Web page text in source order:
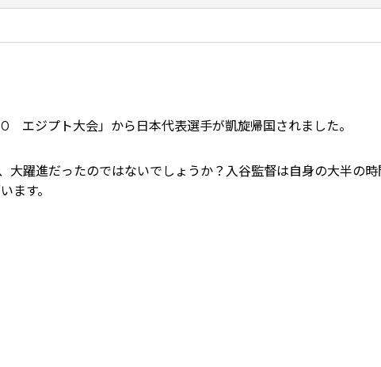
エジプト大会」から日本代表選手が凱旋帰国されました。
躍進だったのではないでしょうか？入谷監督は自身の大半の
ます。